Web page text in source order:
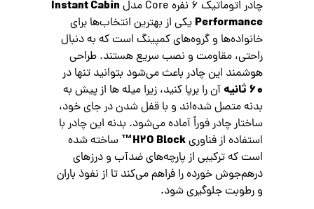
چادر اتوماتیک ۶ نفره Core مدل
Instant Cabin
Performance یکی از بهترین انتخاب‌ها برای
خانواده‌ها و گروه‌های کمپینگ است که به دنبال
راحتی، مقاومت و نصب سریع هستند. طراحی
هوشمند این چادر باعث می‌شود بتوانید تنها در
۶۰ ثانیه
آن را برپا کنید، زیرا میله‌ ها از پیش به
بدنه متصل شده‌اند و با قفل شدن در جای خود،
ساختار چادر فوراً آماده می‌شود. بدنه این چادر با
استفاده از فناوریH2O Block™
ساخته شده
است که ترکیبی از پارچه‌های ضدآب و درزهای
درهم‌جوش خورده را فراهم می‌کند تا از نفوذ باران
و رطوبت جلوگیری شود.